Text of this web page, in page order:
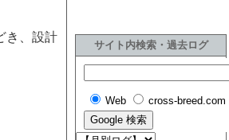
き、設計
サイト内検索・過去ログ
Web cross-breed.com